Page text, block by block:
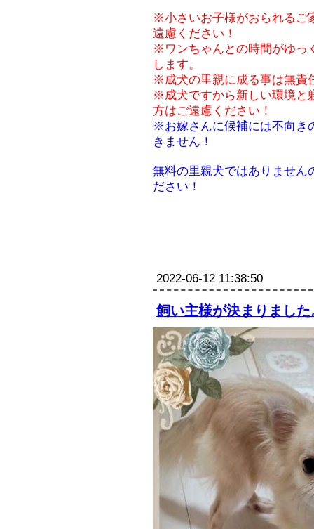
※小さいお子様がおられるご
遠慮ください！
※ワンちゃんとの時間がゆっ
します。
※成犬の里親に成る事は無責
※成犬ですから新しい環境と
方はご遠慮ください！
※お嫁さんに候補には不向き
きません！
無料の里親犬ではありませ
ださい！
2022-06-12 11:38:50
飼い主様が決まりました